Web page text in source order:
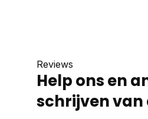
Reviews
Help ons en
schrijven van